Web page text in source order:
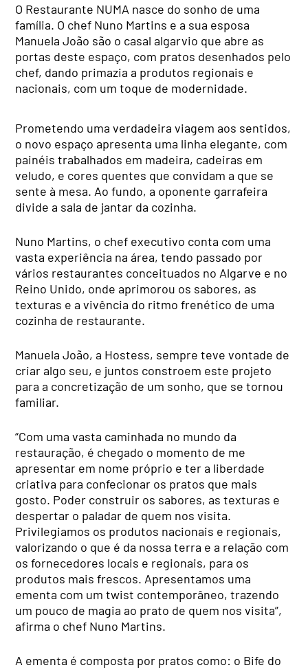
O Restaurante NUMA nasce do sonho de uma
família. O chef Nuno Martins e a sua esposa
Manuela João são o casal algarvio que abre as
portas deste espaço, com pratos desenhados pelo
chef, dando primazia a produtos regionais e
nacionais, com um toque de modernidade.
Prometendo uma verdadeira viagem aos sentidos,
o novo espaço apresenta uma linha elegante, com
painéis trabalhados em madeira, cadeiras em
veludo, e cores quentes que convidam a que se
sente à mesa. Ao fundo, a oponente garrafeira
divide a sala de jantar da cozinha.
Nuno Martins, o chef executivo conta com uma
vasta experiência na área, tendo passado por
vários restaurantes conceituados no Algarve e no
Reino Unido, onde aprimorou os sabores, as
texturas e a vivência do ritmo frenético de uma
cozinha de restaurante.
Manuela João, a Hostess, sempre teve vontade de
criar algo seu, e juntos constroem este projeto
para a concretização de um sonho, que se tornou
familiar.
“Com uma vasta caminhada no mundo da
restauração, é chegado o momento de me
apresentar em nome próprio e ter a liberdade
criativa para confecionar os pratos que mais
gosto. Poder construir os sabores, as texturas e
despertar o paladar de quem nos visita.
Privilegiamos os produtos nacionais e regionais,
valorizando o que é da nossa terra e a relação com
os fornecedores locais e regionais, para os
produtos mais frescos. Apresentamos uma
ementa com um twist contemporâneo, trazendo
um pouco de magia ao prato de quem nos visita”,
afirma o chef Nuno Martins.
A ementa é composta por pratos como: o Bife do